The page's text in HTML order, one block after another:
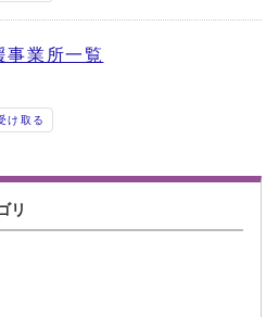
事業所一覧
け取る
リ